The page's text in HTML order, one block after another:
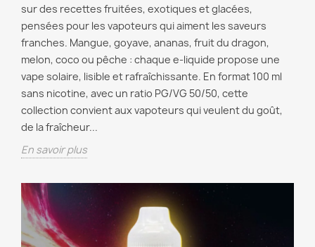
sur des recettes fruitées, exotiques et glacées,
pensées pour les vapoteurs qui aiment les saveurs
franches. Mangue, goyave, ananas, fruit du dragon,
melon, coco ou pêche : chaque e-liquide propose une
vape solaire, lisible et rafraîchissante. En format 100 ml
sans nicotine, avec un ratio PG/VG 50/50, cette
collection convient aux vapoteurs qui veulent du goût,
de la fraîcheur...
En savoir plus